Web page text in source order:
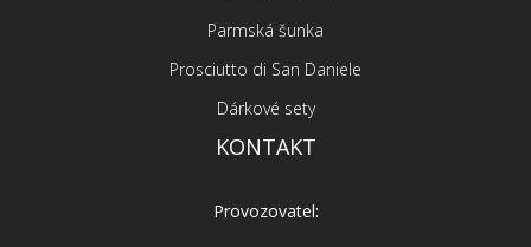
Parmská šunka
Prosciutto di San Daniele
Dárkové sety
KONTAKT
Provozovatel: